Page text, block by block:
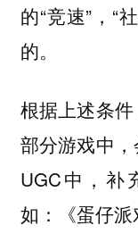
的“竞速”，“
的。
根据上述条
部分游戏中
UGC中，补
如：《蛋仔派